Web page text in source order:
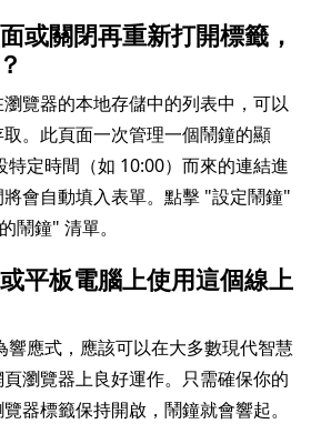
或關閉再重新打開標籤，
覽器的本地存儲中的列表中，可以
。此頁面一次管理一個鬧鐘的顯
特定時間（如 10:00）而來的連結進
會自動填入表單。點擊 "設定鬧鐘"
鬧鐘" 清單。
平板電腦上使用這個線上
響應式，應該可以在大多數現代智慧
瀏覽器上良好運作。只需確保你的
器標籤保持開啟，鬧鐘就會響起。